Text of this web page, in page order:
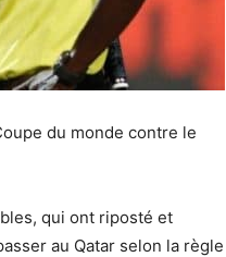
du monde contre le
qui ont riposté et
au Qatar selon la règle